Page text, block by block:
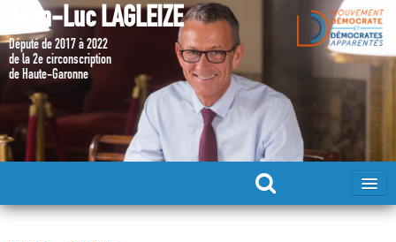
Jean-Luc LAGLEIZE
Député de 2017 à 2022
de la 2e circonscription
de Haute-Garonne